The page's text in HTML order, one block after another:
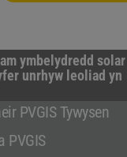
ymbelydredd solar
unrhyw leoliad yn
PVGIS Tywysen
PVGIS